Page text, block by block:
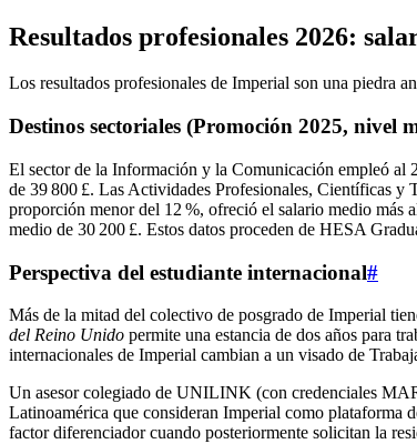
Resultados profesionales 2026:
Los resultados profesionales de Imperial son una piedra
Destinos sectoriales (Promoción 2025, nivel
El sector de la Información y la Comunicación empleó al
de 39 800 £. Las Actividades Profesionales, Científicas y
proporción menor del 12 %, ofreció el salario medio más
medio de 30 200 £. Estos datos proceden de HESA
Perspectiva del estudiante internacional#
Más de la mitad del colectivo de posgrado de Imperial
del Reino Unido permite una estancia de dos años para
internacionales de Imperial cambian a un visado de
Un asesor colegiado de UNILINK (con credenciales
Latinoamérica que consideran Imperial como plataforma
factor diferenciador cuando posteriormente solicitan la